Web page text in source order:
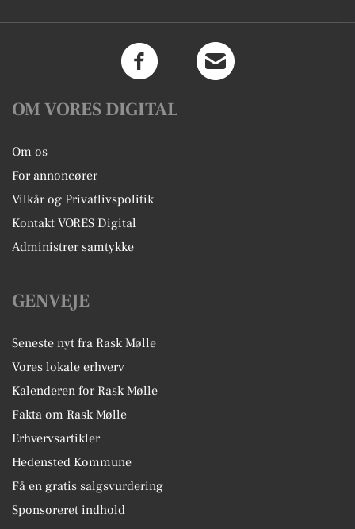
OM VORES DIGITAL
Om os
For annoncører
Vilkår og Privatlivspolitik
Kontakt VORES Digital
Administrer samtykke
GENVEJE
Seneste nyt fra Rask Mølle
Vores lokale erhverv
Kalenderen for Rask Mølle
Fakta om Rask Mølle
Erhvervsartikler
Hedensted Kommune
Få en gratis salgsvurdering
Sponsoreret indhold